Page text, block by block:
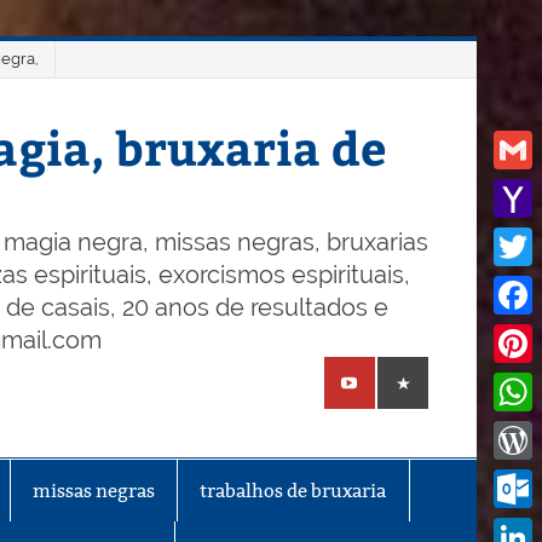
bruxaria de
negra, missas negras, bruxarias
espirituais, exorcismos espirituais,
casais, 20 anos de resultados e
missas negras trabalhos de bruxaria
Gmail
Mail